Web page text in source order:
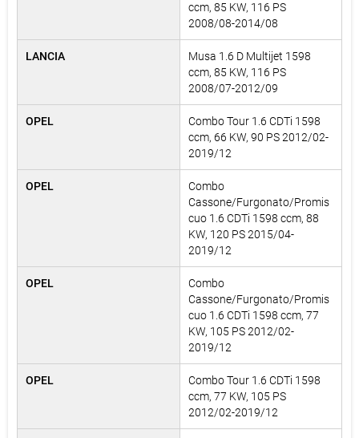
ccm, 85 KW, 116 PS
2008/08-2014/08
LANCIA
Musa 1.6 D Multijet 1598
ccm, 85 KW, 116 PS
2008/07-2012/09
OPEL
Combo Tour 1.6 CDTi 1598
ccm, 66 KW, 90 PS 2012/02-
2019/12
OPEL
Combo
Cassone/Furgonato/Promis
cuo 1.6 CDTi 1598 ccm, 88
KW, 120 PS 2015/04-
2019/12
OPEL
Combo
Cassone/Furgonato/Promis
cuo 1.6 CDTi 1598 ccm, 77
KW, 105 PS 2012/02-
2019/12
OPEL
Combo Tour 1.6 CDTi 1598
ccm, 77 KW, 105 PS
2012/02-2019/12